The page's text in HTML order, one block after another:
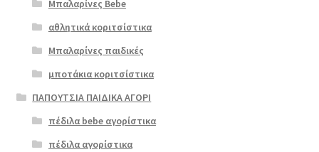
Μπαλαρίνες Bebe
αθλητικά κοριτσίστικα
Μπαλαρίνες παιδικές
μποτάκια κοριτσίστικα
ΠΑΠΟΥΤΣΙΑ ΠΑΙΔΙΚΑ ΑΓΟΡΙ
πέδιλα bebe αγορίστικα
πέδιλα αγορίστικα